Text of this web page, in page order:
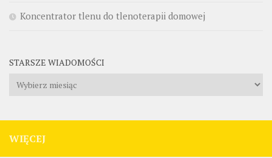
Koncentrator tlenu do tlenoterapii domowej
STARSZE WIADOMOŚCI
Starsze
WIĘCEJ